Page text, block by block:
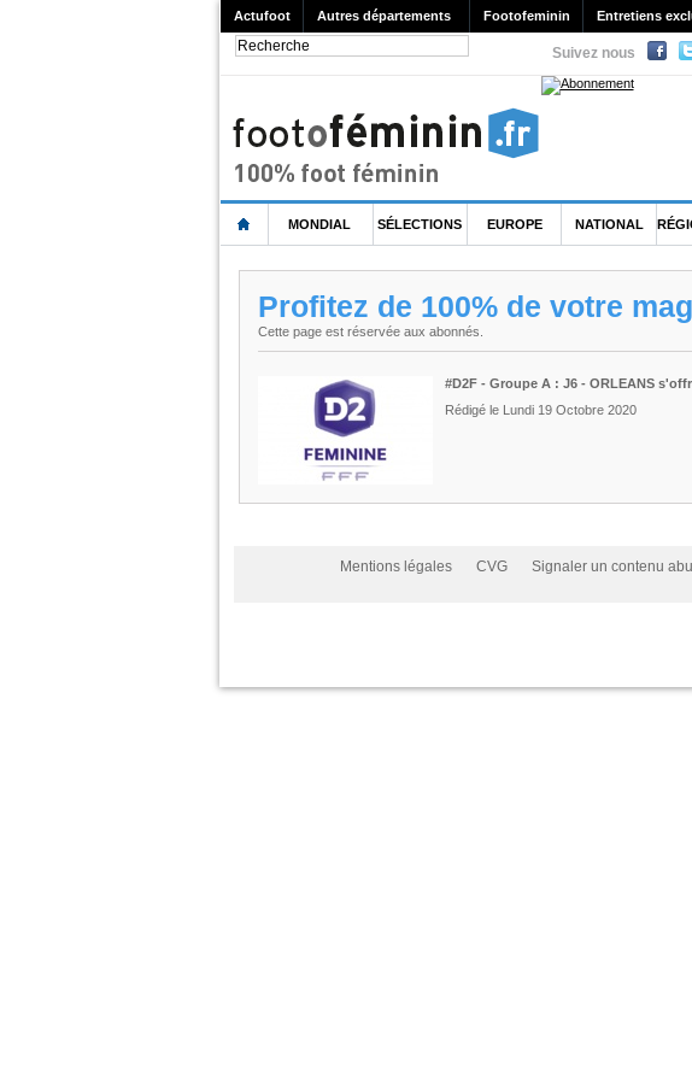
Actufoot Autres départements Footofeminin Entretiens
Suivez nous
MONDIAL SÉLECTIONS EUROPE NATIONAL
Profitez de 100% de votre
Cette page est réservée aux abonnés.
#D2F - Groupe A : J6 - ORLEANS
Rédigé le Lundi 19 Octobre 2020
Mentions légales CVG Signaler un contenu